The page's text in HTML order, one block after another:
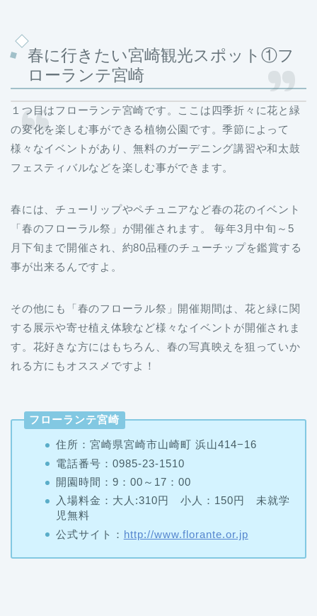
春に行きたい宮崎観光スポット①フ
ローランテ宮崎
１つ目はフローランテ宮崎です。ここは四季折々に花と緑
の変化を楽しむ事ができる植物公園です。季節によって
様々なイベントがあり、無料のガーデニング講習や和太鼓
フェスティバルなどを楽しむ事ができます。
春には、チューリップやペチュニアなど春の花のイベント
「春のフローラル祭」が開催されます。 毎年3月中旬～5
月下旬まで開催され、約80品種のチューチップを鑑賞する
事が出来るんですよ。
その他にも「春のフローラル祭」開催期間は、花と緑に関
する展示や寄せ植え体験など様々なイベントが開催されま
す。花好きな方にはもちろん、春の写真映えを狙っていか
れる方にもオススメですよ！
フローランテ宮崎
住所：宮崎県宮崎市山崎町 浜山414−16
電話番号：0985-23-1510
開園時間：9：00～17：00
入場料金：大人:310円 小人：150円 未就学
児無料
公式サイト： http://www.florante.or.jp